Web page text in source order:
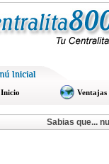
Inicio Ventajas
Sabias que...